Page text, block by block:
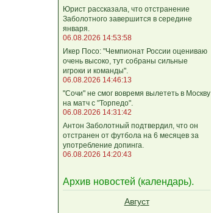
Юрист рассказала, что отстранение
Заболотного завершится в середине
января.
06.08.2026 14:53:58
Икер Посо: "Чемпионат России оцениваю
очень высоко, тут собраны сильные
игроки и команды".
06.08.2026 14:46:13
"Сочи" не смог вовремя вылететь в Москву
на матч с "Торпедо".
06.08.2026 14:31:42
Антон Заболотный подтвердил, что он
отстранен от футбола на 6 месяцев за
употребление допинга.
06.08.2026 14:20:43
Архив новостей (календарь).
Август